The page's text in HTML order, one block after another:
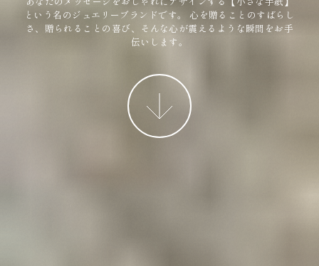
という名のジュエリーブランドです。
心を贈ることのすばらし
さ、贈られることの喜び、そんな心が震えるような瞬間をお手
伝いします。